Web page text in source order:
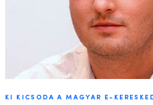
KI KICSODA A MAGYAR E-